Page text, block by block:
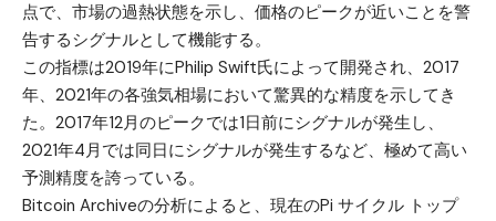
点で、市場の過熱状態を示し、価格のピークが近いことを警
告するシグナルとして機能する。
この指標は2019年にPhilip Swift氏によって開発され、2017
年、2021年の各強気相場において驚異的な精度を示してき
た。2017年12月のピークでは1日前にシグナルが発生し、
2021年4月では同日にシグナルが発生するなど、極めて高い
予測精度を誇っている。
Bitcoin Archiveの分析によると、現在のPi サイクル トップ